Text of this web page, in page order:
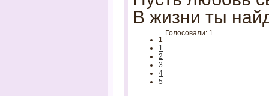
В жизни ты
1
1
2
3
4
5
Голосовали: 1